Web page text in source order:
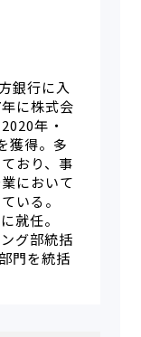
銀行に入
に株式会
年・
獲得。多
おり、事
において
いる。
就任。
グ部統括
門を統括